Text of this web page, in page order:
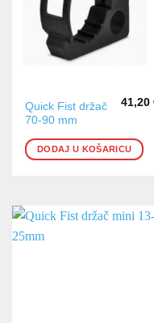
Quick Fist držač
70-90 mm
41,20
DODAJ U KOŠARICU